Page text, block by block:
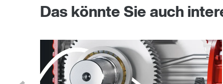
Das könnte Sie auch